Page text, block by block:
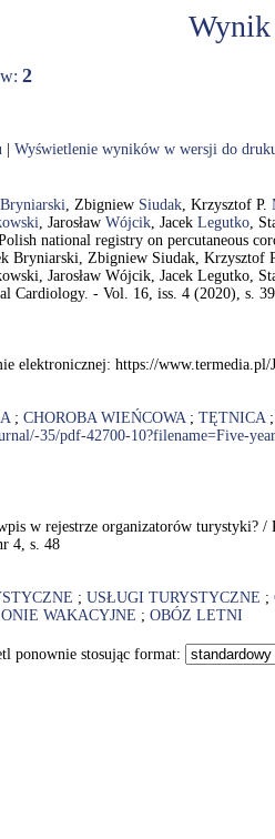
2
Wyświetlenie wyników w wersji do
Bryniarski, Zbigniew Siudak, Krzysztof P.
, Jarosław Wójcik, Jacek Legutko,
national registry on percutaneous
Bryniarski, Zbigniew Siudak,
Jarosław Wójcik, Jacek Legutko,
Cardiology. - Vol. 16, iss. 4 (2020), s.
elektronicznej: https://
; CHOROBA WIEŃCOWA; TĘTNICA
35/pdf-42700-10?filename=Five-
w rejestrze organizatorów turystyki? /
4, s. 48
; USŁUGI TURYSTYCZNE ;
WAKACYJNE ; OBÓZ LETNI
ponownie stosując format: